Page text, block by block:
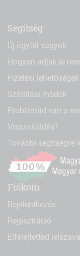
Segítség
Új ügyfél vagyok
Hogyan adjak le
Fizetési lehetőségek
Szállítási módok
Problémád van a
Visszaküldés?
További segítségre
Fiókom
Bejelentkezés
Regisztráció
Elfelejtetted